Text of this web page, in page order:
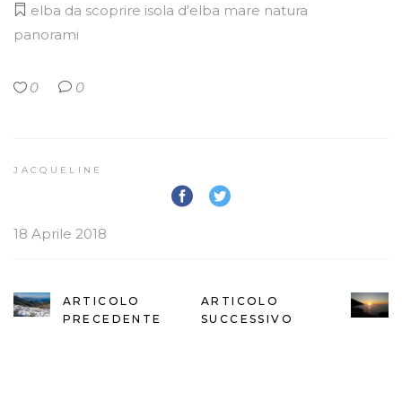
elba da scoprire isola d'elba mare natura
panorami
0 0
JACQUELINE
18 Aprile 2018
ARTICOLO
PRECEDENTE
ARTICOLO
SUCCESSIVO